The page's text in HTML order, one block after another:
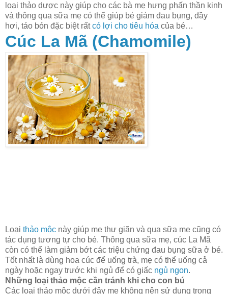
loại thảo dược này giúp cho các bà mẹ hưng phấn thần kinh
và thông qua sữa mẹ có thể giúp bé giảm đau bụng, đầy
hơi, táo bón đặc biệt rấtcó lợi cho tiêu hóa của bé…
Cúc La Mã (Chamomile)
Loại thảo mộc này giúp mẹ thư giãn và qua sữa mẹ cũng có
tác dụng tương tự cho bé. Thông qua sữa mẹ, cúc La Mã
còn có thể làm giảm bớt các triệu chứng đau bụng sữa ở bé.
Tốt nhất là dùng hoa cúc để uống trà, mẹ có thể uống cả
ngày hoặc ngay trước khi ngủ để có giấc ngủ ngon.
Những loại thảo mộc cần tránh khi cho con bú
Các loại thảo mộc dưới đây mẹ không nên sử dụng trong